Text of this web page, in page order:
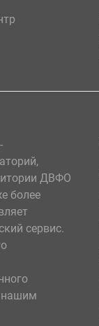
ДВФО
более
сервис.
нашим